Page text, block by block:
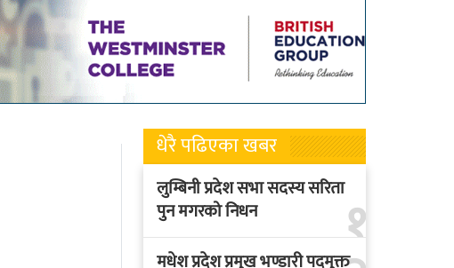
धेरै पढिएका खबर
१
लुम्बिनी प्रदेश सभा सदस्य सरिता
पुन मगरको निधन
मधेश प्रदेश प्रमुख भण्डारी पदमुक्त